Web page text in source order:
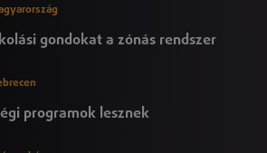
gondokat a zónás rendszer
programok lesznek